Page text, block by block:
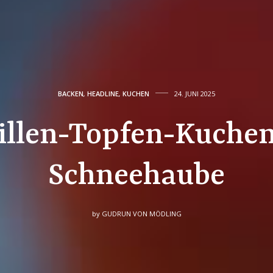
BACKEN, HEADLINE, KUCHEN 24. JUNI 2025
Topfen-
Schneehaube
by GUDRUN VON MÖDLING